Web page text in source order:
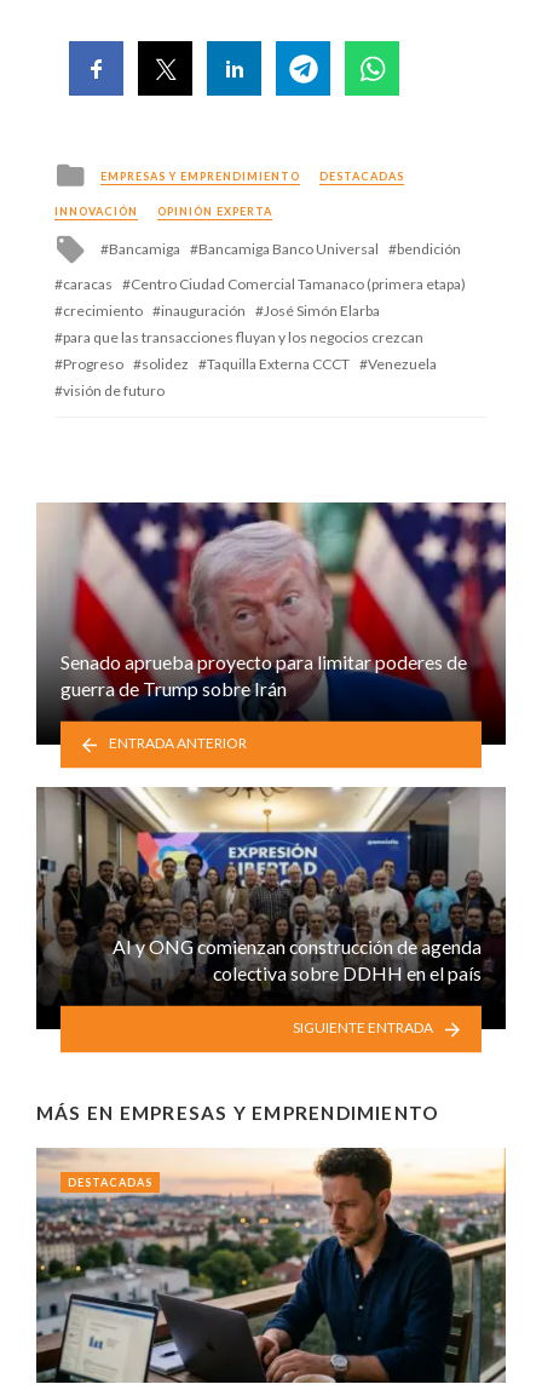
Posted
in
EMPRESAS Y EMPRENDIMIENTO DESTACADAS
INNOVACIÓN OPINIÓN EXPERTA
Tagged
Bancamiga Bancamiga Banco Universal
bendición
caracas
Centro Ciudad Comercial Tamanaco (primera etapa)
crecimiento
inauguración
José Simón Elarba
para que las transacciones fluyan y los negocios crezcan
Progreso
solidez Taquilla Externa CCCT
Venezuela
visión de futuro
Senado aprueba proyecto para limitar poderes de
guerra de Trump sobre Irán
ENTRADA ANTERIOR
AI y ONG comienzan construcción de agenda
colectiva sobre DDHH en el país
SIGUIENTE ENTRADA
MÁS EN EMPRESAS Y EMPRENDIMIENTO
DESTACADAS